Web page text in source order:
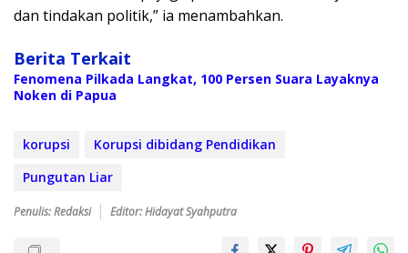
dan tindakan politik,” ia menambahkan.
Berita Terkait
Fenomena Pilkada Langkat, 100 Persen Suara Layaknya
Noken di Papua
korupsi
Korupsi dibidang Pendidikan
Pungutan Liar
Penulis: Redaksi Editor: Hidayat Syahputra